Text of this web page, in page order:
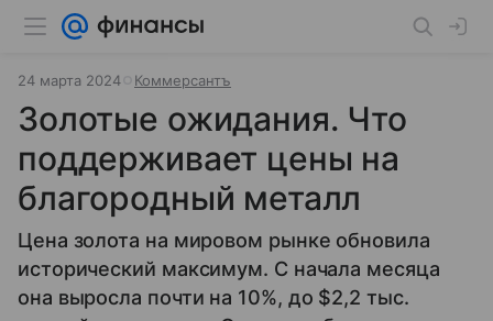
24 марта 2024 Коммерсантъ
Золотые ожидания. Что
поддерживает цены на
благородный металл
Цена золота на мировом рынке обновила
исторический максимум. С начала месяца
она выросла почти на 10%, до $2,2 тыс.